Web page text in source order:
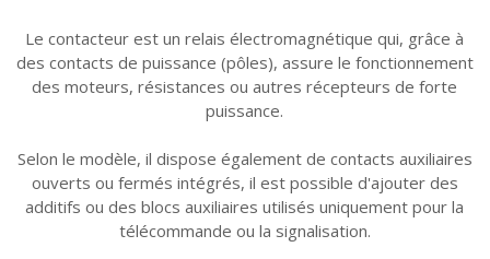
Le contacteur est un relais électromagnétique qui, grâce à
des contacts de puissance (pôles), assure le fonctionnement
des moteurs, résistances ou autres récepteurs de forte
puissance.
Selon le modèle, il dispose également de contacts auxiliaires
ouverts ou fermés intégrés, il est possible d'ajouter des
additifs ou des blocs auxiliaires utilisés uniquement pour la
télécommande ou la signalisation.